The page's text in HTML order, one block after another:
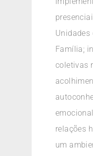
Unidades
Família;
coletivas
relações
um